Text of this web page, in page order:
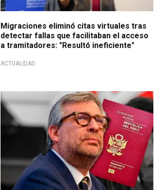
Migraciones eliminó citas virtuales tras
detectar fallas que facilitaban el acceso
a tramitadores: "Resultó ineficiente"
ACTUALIDAD
Escándalo electoral